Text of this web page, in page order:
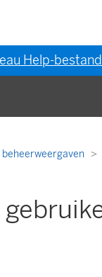
Help-